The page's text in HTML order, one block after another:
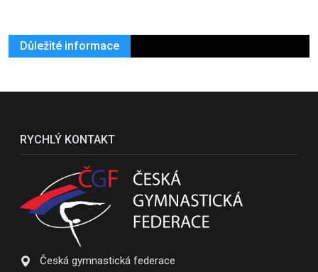
Důležité informace
RYCHLÝ KONTAKT
Česká gymnastická federace